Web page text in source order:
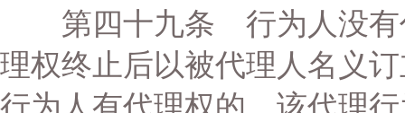
第四十九条 行为人没有
理权终止后以被代理人名义
行为人有代理权的，该代理